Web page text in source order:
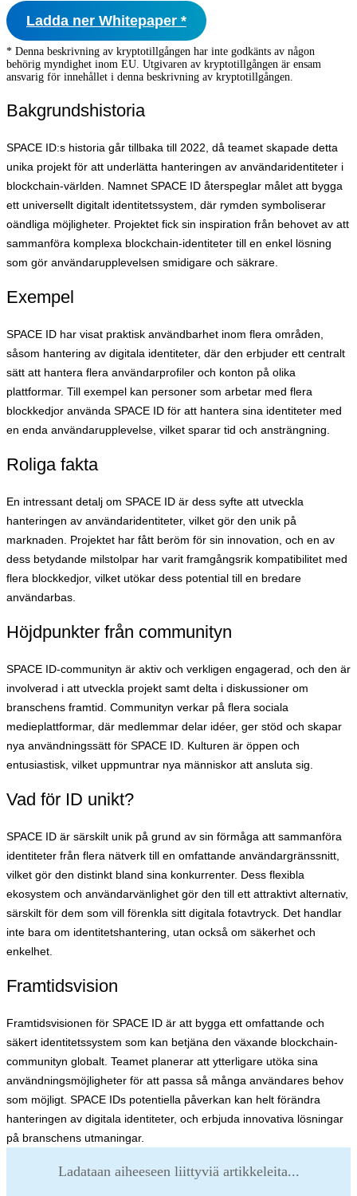
Ladda ner Whitepaper *
* Denna beskrivning av kryptotillgången har inte godkänts av någon
behörig myndighet inom EU. Utgivaren av kryptotillgången är ensam
ansvarig för innehållet i denna beskrivning av kryptotillgången.
Bakgrundshistoria
SPACE ID:s historia går tillbaka till 2022, då teamet skapade detta
unika projekt för att underlätta hanteringen av användaridentiteter i
blockchain-världen. Namnet SPACE ID återspeglar målet att bygga
ett universellt digitalt identitetssystem, där rymden symboliserar
oändliga möjligheter. Projektet fick sin inspiration från behovet av att
sammanföra komplexa blockchain-identiteter till en enkel lösning
som gör användarupplevelsen smidigare och säkrare.
Exempel
SPACE ID har visat praktisk användbarhet inom flera områden,
såsom hantering av digitala identiteter, där den erbjuder ett centralt
sätt att hantera flera användarprofiler och konton på olika
plattformar. Till exempel kan personer som arbetar med flera
blockkedjor använda SPACE ID för att hantera sina identiteter med
en enda användarupplevelse, vilket sparar tid och ansträngning.
Roliga fakta
En intressant detalj om SPACE ID är dess syfte att utveckla
hanteringen av användaridentiteter, vilket gör den unik på
marknaden. Projektet har fått beröm för sin innovation, och en av
dess betydande milstolpar har varit framgångsrik kompatibilitet med
flera blockkedjor, vilket utökar dess potential till en bredare
användarbas.
Höjdpunkter från communityn
SPACE ID-communityn är aktiv och verkligen engagerad, och den är
involverad i att utveckla projekt samt delta i diskussioner om
branschens framtid. Communityn verkar på flera sociala
medieplattformar, där medlemmar delar idéer, ger stöd och skapar
nya användningssätt för SPACE ID. Kulturen är öppen och
entusiastisk, vilket uppmuntrar nya människor att ansluta sig.
Vad för ID unikt?
SPACE ID är särskilt unik på grund av sin förmåga att sammanföra
identiteter från flera nätverk till en omfattande användargränssnitt,
vilket gör den distinkt bland sina konkurrenter. Dess flexibla
ekosystem och användarvänlighet gör den till ett attraktivt alternativ,
särskilt för dem som vill förenkla sitt digitala fotavtryck. Det handlar
inte bara om identitetshantering, utan också om säkerhet och
enkelhet.
Framtidsvision
Framtidsvisionen för SPACE ID är att bygga ett omfattande och
säkert identitetssystem som kan betjäna den växande blockchain-
communityn globalt. Teamet planerar att ytterligare utöka sina
användningsmöjligheter för att passa så många användares behov
som möjligt. SPACE IDs potentiella påverkan kan helt förändra
hanteringen av digitala identiteter, och erbjuda innovativa lösningar
på branschens utmaningar.
Ladataan aiheeseen liittyviä artikkeleita...